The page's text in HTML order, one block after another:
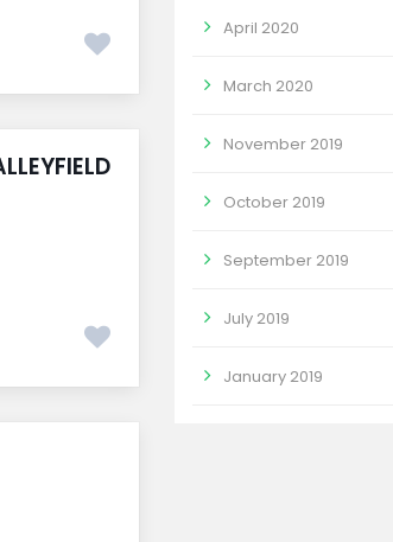
April 2020
March 2020
November 2019
October 2019
September 2019
July 2019
January 2019